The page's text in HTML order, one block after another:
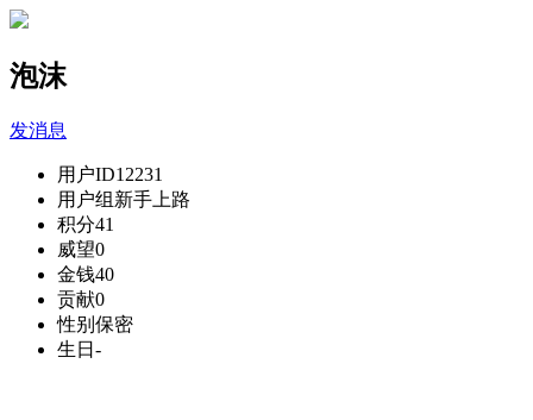
泡沫
发消息
用户ID12231
用户组 新手上路
积分41
威望0
金钱40
贡献0
性别 保密
生日 -